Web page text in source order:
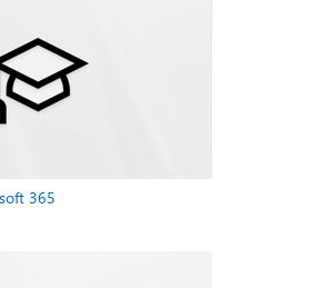
365